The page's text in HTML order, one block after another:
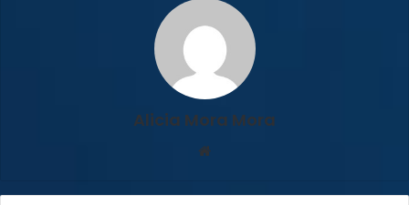
Alicia Mora Mora